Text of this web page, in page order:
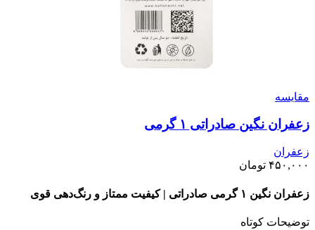
مقايسه
زعفران نگین صادراتی ۱ گرمی
زعفران
۴۵۰,۰۰۰ تومان
زعفران نگین ۱ گرمی صادراتی | کیفیت ممتاز و رنگ‌دهی قوی
توضیحات کوتاه